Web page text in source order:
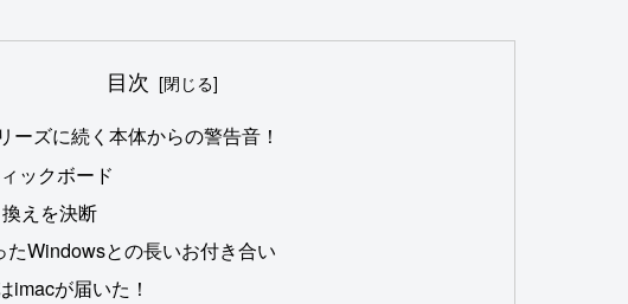
目次
ーズに続く本体からの警告音！
ックボード
えを決断
たWindowsとの長いお付き合い
imacが届いた！